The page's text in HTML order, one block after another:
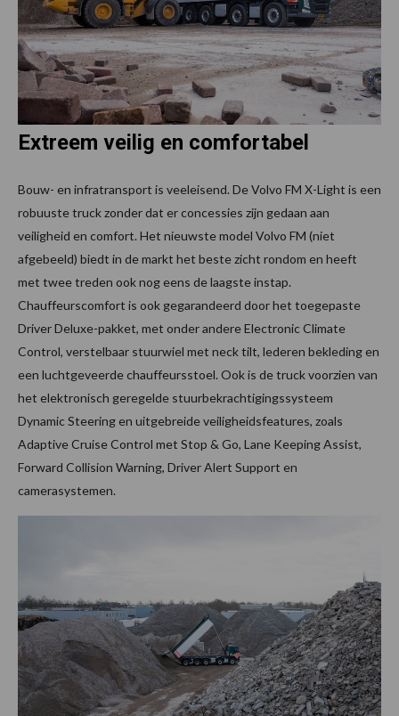
Extreem veilig en comfortabel
Bouw- en infratransport is veeleisend. De Volvo FM X-Light is een
robuuste truck zonder dat er concessies zijn gedaan aan
veiligheid en comfort. Het nieuwste model Volvo FM (niet
afgebeeld) biedt in de markt het beste zicht rondom en heeft
met twee treden ook nog eens de laagste instap.
Chauffeurscomfort is ook gegarandeerd door het toegepaste
Driver Deluxe-pakket, met onder andere Electronic Climate
Control, verstelbaar stuurwiel met neck tilt, lederen bekleding en
een luchtgeveerde chauffeursstoel. Ook is de truck voorzien van
het elektronisch geregelde stuurbekrachtigingssysteem
Dynamic Steering en uitgebreide veiligheidsfeatures, zoals
Adaptive Cruise Control met Stop & Go, Lane Keeping Assist,
Forward Collision Warning, Driver Alert Support en
camerasystemen.